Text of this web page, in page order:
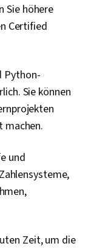
Sie höhere
Certified
Python-
Sie können
machen.
und
Zeit, um die